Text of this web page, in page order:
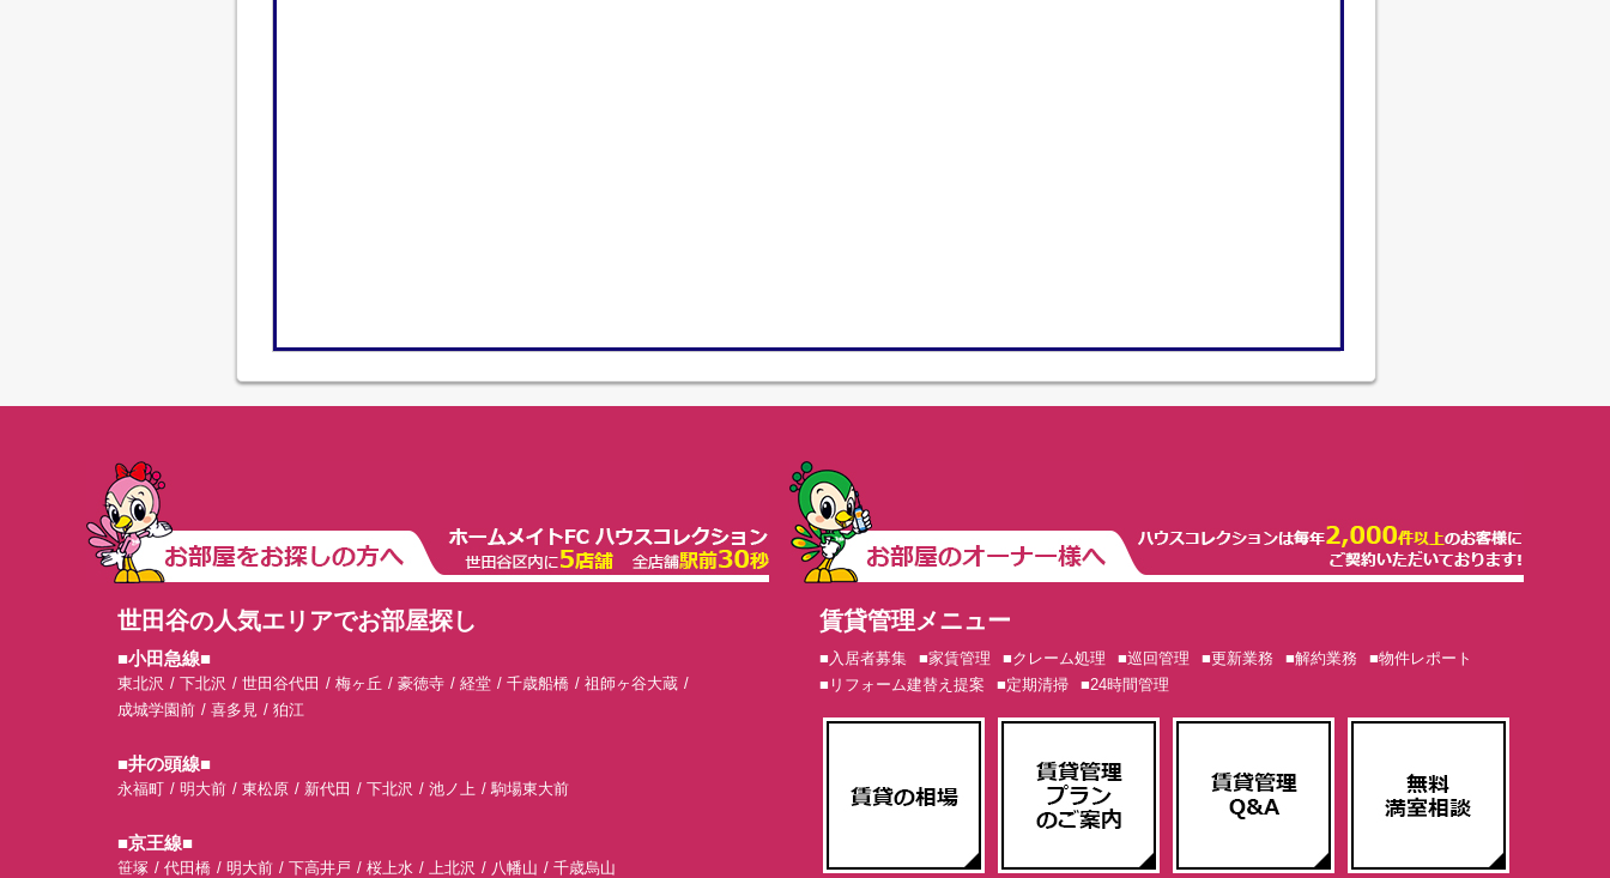
世田谷の人気エリアでお部屋探し
■小田急線■
東北沢 下北沢 世田谷代田 梅ヶ丘 豪徳寺 経堂 千歳船橋
祖師ヶ谷大蔵
成城学園前
喜多見 狛江
■井の頭線■
永福町 明大前 東松原 新代田 下北沢 池ノ上 駒場東大前
■京王線■
笹塚 代田橋 明大前 下高井戸 桜上水 上北沢 八幡山 千歳烏山
賃貸管理メニュー
■入居者募集 ■家賃管理 ■クレーム処理 ■巡回管理 ■更新業務 ■解約業務
■物件レポート
■リフォーム建替え提案
■定期清掃 ■24時間管理